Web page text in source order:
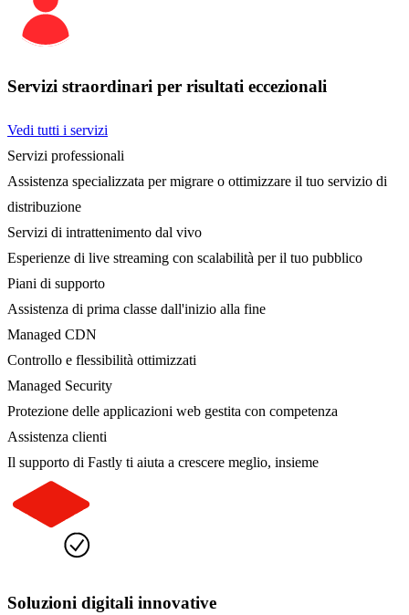
Servizi straordinari per risultati eccezionali
Vedi tutti i servizi
Servizi professionali
Assistenza specializzata per migrare o ottimizzare il tuo servizio di
distribuzione
Servizi di intrattenimento dal vivo
Esperienze di live streaming con scalabilità per il tuo pubblico
Piani di supporto
Assistenza di prima classe dall'inizio alla fine
Managed CDN
Controllo e flessibilità ottimizzati
Managed Security
Protezione delle applicazioni web gestita con competenza
Assistenza clienti
Il supporto di Fastly ti aiuta a crescere meglio, insieme
Soluzioni digitali innovative